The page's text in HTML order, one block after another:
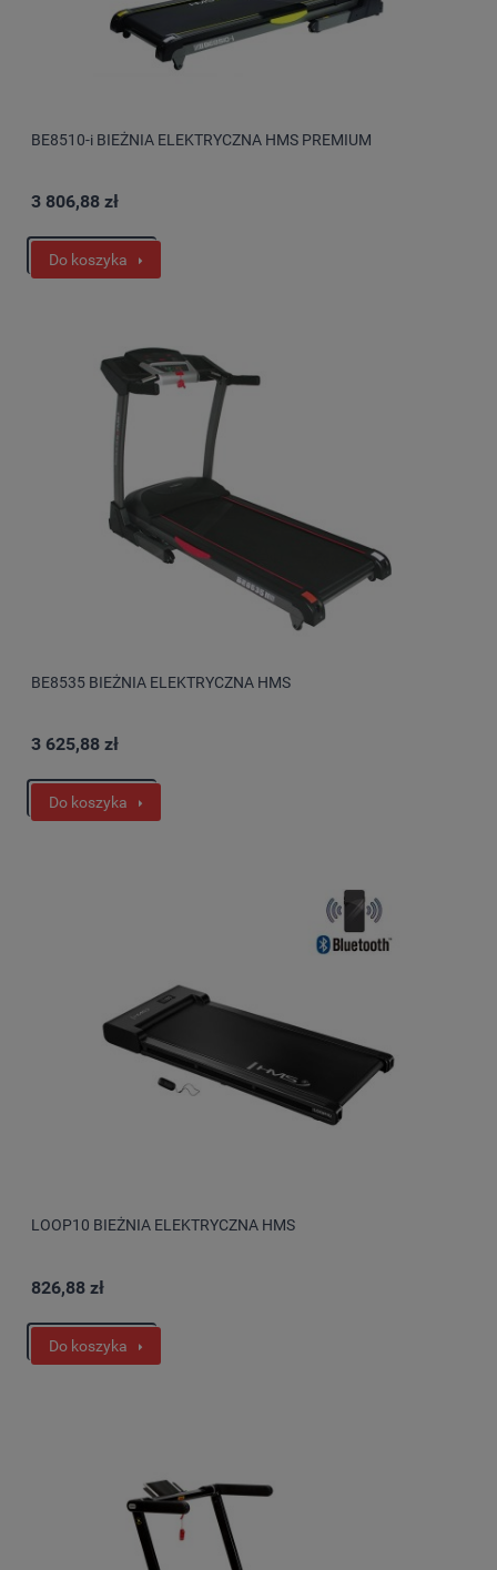
BE8510-i BIEŻNIA ELEKTRYCZNA HMS PREMIUM
3 806,88 zł
Do koszyka
BE8535 BIEŻNIA ELEKTRYCZNA HMS
3 625,88 zł
Do koszyka
LOOP10 BIEŻNIA ELEKTRYCZNA HMS
826,88 zł
Do koszyka